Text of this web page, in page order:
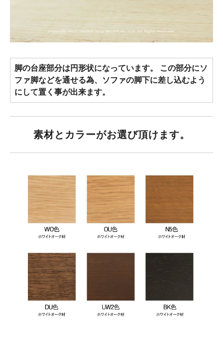
脚の台座部分は円形状になっています。 この部分にソ
ファ脚などを通せる為、ソファの脚下に差し込むよう
にして置く事が出来ます。
素材とカラーがお選び頂けます。